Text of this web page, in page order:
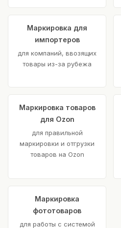
Маркировка для
импортеров
для компаний, ввозящих
товары из-за рубежа
Маркировка товаров
для Ozon
для правильной
маркировки и отгрузки
товаров на Ozon
Маркировка
фототоваров
для работы с системой